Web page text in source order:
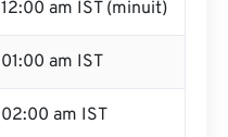
12:00 am IST (minuit)
01:00 am IST
02:00 am IST